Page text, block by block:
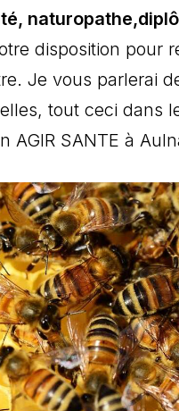
disposition pour
Je vous parlerai
tout ceci
AGIR SANTE à